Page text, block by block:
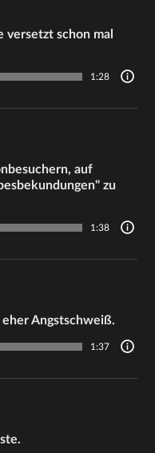
versetzt schon mal
1:28
auf
zu
1:38
Angstschweiß.
1:37